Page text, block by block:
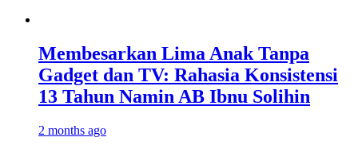
Membesarkan Lima Anak Tanpa
Gadget dan TV: Rahasia Konsistensi
13 Tahun Namin AB Ibnu Solihin
2 months ago